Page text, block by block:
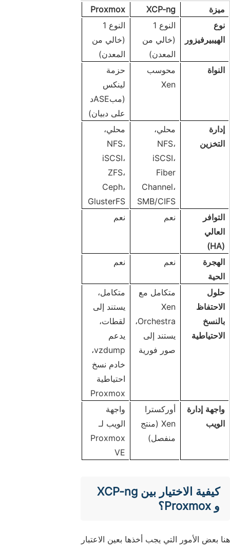
ميزة XCP-ng
Proxmox
نوع
الهيبيرفيزور
النوع 1
(خالي من
المعدن)
النوع 1
(خالي من
المعدن)
النواة
محوسب
Xen
حزمة
لينكس
(مبASEد
على دبيان)
إدارة
التخزين
محلي،
NFS،
iSCSI،
Fiber
Channel،
SMB/CIFS
محلي،
NFS،
iSCSI،
ZFS،
Ceph،
GlusterFS
التوافر
العالي
(HA)
نعم نعم
الهجرة
الحية
نعم نعم
حلول
الاحتفاظ
بالنسخ
الاحتياطية
متكامل مع
Xen
Orchestra،
يستند إلى
صور فورية
متكامل،
يستند إلى
لقطات،
يدعم
vzdump،
خادم نسخ
احتياطية
Proxmox
واجهة إدارة
الويب
أوركسترا
Xen (منتج
منفصل)
واجهة
الويب لـ
Proxmox
VE
كيفية الاختيار بين XCP-ng
و Proxmox؟
هنا بعض الأمور التي يجب أخذها بعين الاعتبار